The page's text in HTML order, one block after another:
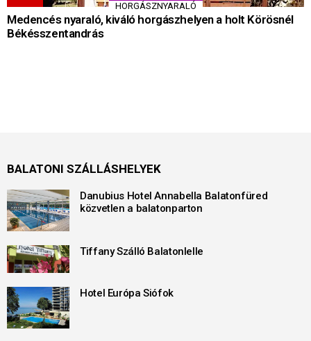
HORGÁSZNYARALÓ
Medencés nyaraló, kiváló horgászhelyen a holt Körösnél
Békésszentandrás
BALATONI SZÁLLÁSHELYEK
Danubius Hotel Annabella Balatonfüred
közvetlen a balatonparton
Tiffany Szálló Balatonlelle
Hotel Európa Siófok